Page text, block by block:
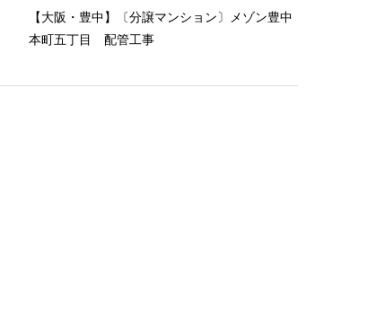
【大阪・豊中】〔分譲マンション〕メゾン豊中
本町五丁目 配管工事